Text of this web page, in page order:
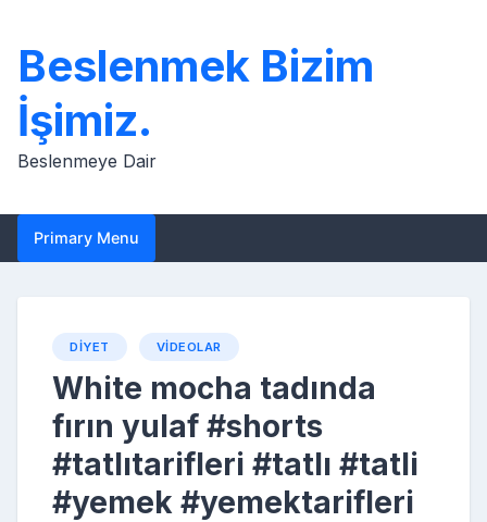
content
Beslenmek Bizim
İşimiz.
Beslenmeye Dair
Primary Menu
DIYET VIDEOLAR
White mocha tadında
fırın yulaf #shorts
#tatlıtarifleri #tatlı #tatli
#yemek #yemektarifleri